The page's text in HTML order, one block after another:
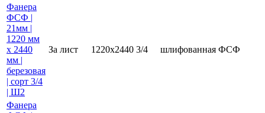
Фанера
ФСФ |
21мм |
1220 мм
х 2440
мм |
березовая
| сорт 3/4
| Ш2
За лист 1220х2440 3/4 шлифованная ФСФ
Фанера